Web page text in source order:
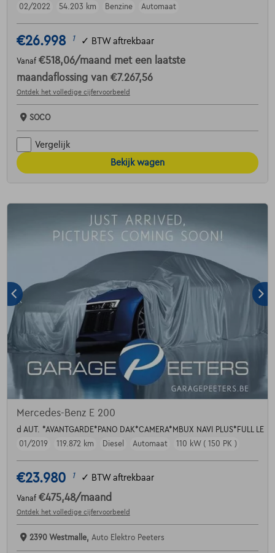
02/2022
54.203 km Benzine Automaat
€26.998 1 ✓ BTW aftrekbaar
Vanaf €518,06/maand met een laatste
maandaflossing van €7.267,56
Ontdek het volledige cijfervoorbeeld
SOCO
Vergelijk
Bekijk wagen
Mercedes-Benz E 200
d AUT. *AVANTGARDE*PANO DAK*CAMERA*MBUX NAVI PLUS*FULL LE
01/2019
119.872 km Diesel Automaat 110 kW ( 150 PK )
€23.980 1 ✓ BTW aftrekbaar
Vanaf €475,48/maand
Ontdek het volledige cijfervoorbeeld
2390 Westmalle, Auto Elektro Peeters